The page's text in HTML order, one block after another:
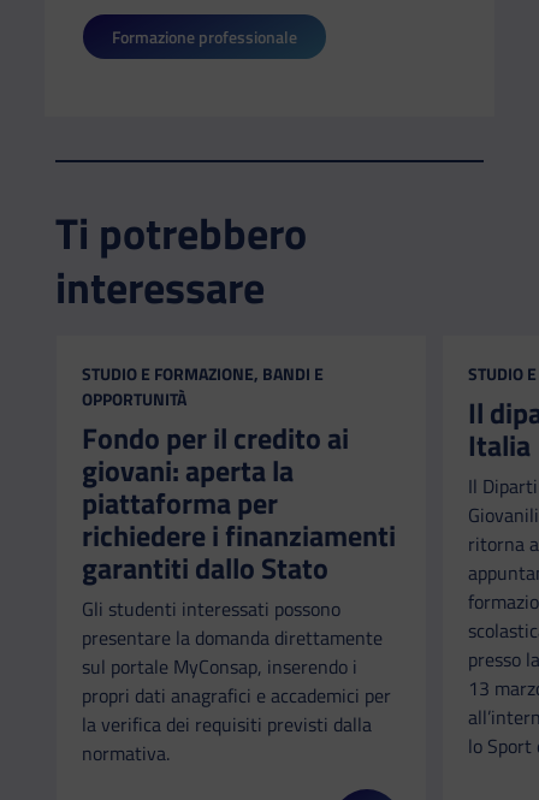
Formazione professionale
Ti potrebbero
interessare
CATEGORIA:
STUDIO E FORMAZIONE, BANDI E
OPPORTUNITÀ
Fondo per il credito ai
giovani: aperta la
piattaforma per
richiedere i finanziamenti
garantiti dallo Stato
Gli studenti interessati possono
presentare la domanda direttamente
sul portale MyConsap, inserendo i
propri dati anagrafici e accademici per
la verifica dei requisiti previsti dalla
normativa.
STUDIO
Il
Italia
Il
ritorna
presso
13
lo Sport